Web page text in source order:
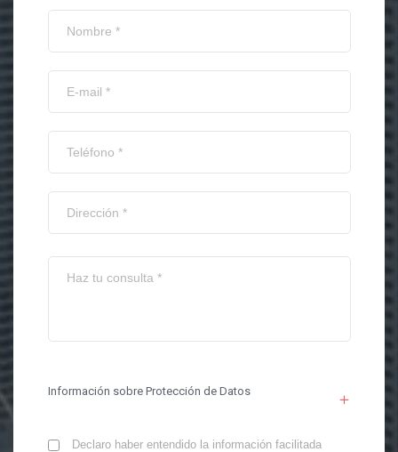
Información sobre Protección de Datos
Declaro haber entendido la información facilitada